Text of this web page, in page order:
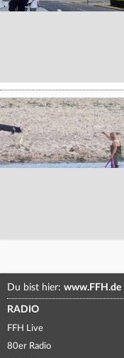
Du bist hier: www.FFH.de
RADIO
FFH Live
80er Radio